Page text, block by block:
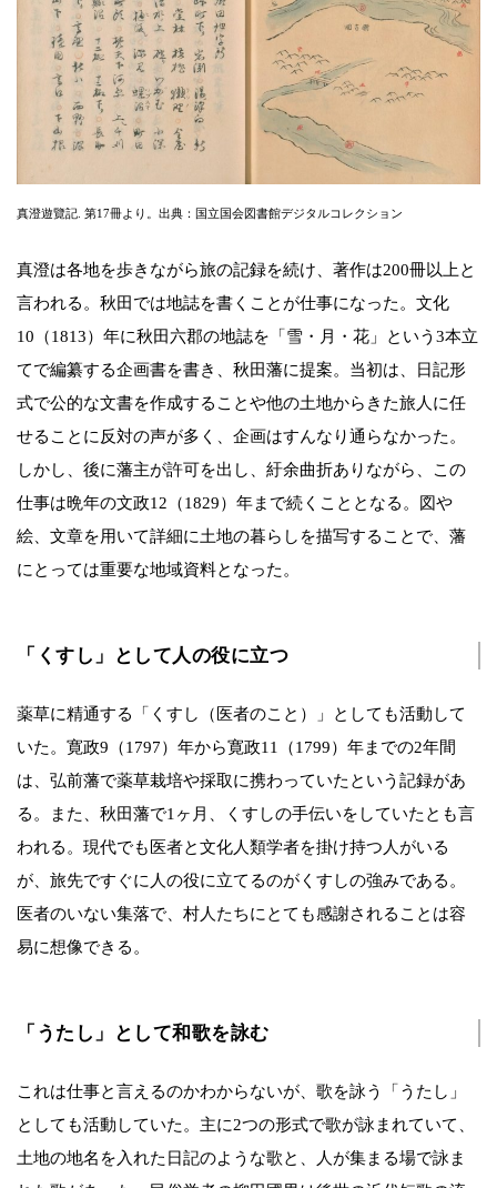
真澄遊覽記. 第17冊より。出典：国立国会図書館デジタルコレクション
真澄は各地を歩きながら旅の記録を続け、著作は200冊以上と
言われる。秋田では地誌を書くことが仕事になった。文化
10（1813）年に秋田六郡の地誌を「雪・月・花」という3本立
てで編纂する企画書を書き、秋田藩に提案。当初は、日記形
式で公的な文書を作成することや他の土地からきた旅人に任
せることに反対の声が多く、企画はすんなり通らなかった。
しかし、後に藩主が許可を出し、紆余曲折ありながら、この
仕事は晩年の文政12（1829）年まで続くこととなる。図や
絵、文章を用いて詳細に土地の暮らしを描写することで、藩
にとっては重要な地域資料となった。
「くすし」として人の役に立つ
薬草に精通する「くすし（医者のこと）」としても活動して
いた。寛政9（1797）年から寛政11（1799）年までの2年間
は、弘前藩で薬草栽培や採取に携わっていたという記録があ
る。また、秋田藩で1ヶ月、くすしの手伝いをしていたとも言
われる。現代でも医者と文化人類学者を掛け持つ人がいる
が、旅先ですぐに人の役に立てるのがくすしの強みである。
医者のいない集落で、村人たちにとても感謝されることは容
易に想像できる。
「うたし」として和歌を詠む
これは仕事と言えるのかわからないが、歌を詠う「うたし」
としても活動していた。主に2つの形式で歌が詠まれていて、
土地の地名を入れた日記のような歌と、人が集まる場で詠ま